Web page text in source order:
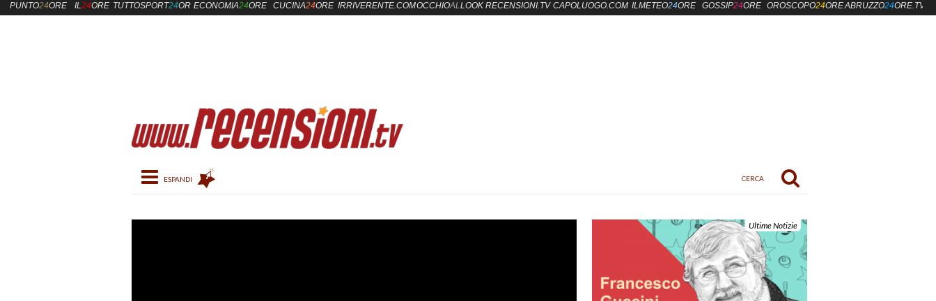
Toggle navigation
Ultime Notizie
PUNTO24ORE IL24ORE TUTTOSPORT24OREECONOMIA24ORE CUCINA24ORE IRRIVERENTE.COMOCCHIOALLOOK RECENSIONI.TV CAPOLUOGO.COM ILMETEO24ORE GOSSIP24ORE OROSCOPO24OREABRUZZO24ORE.TV